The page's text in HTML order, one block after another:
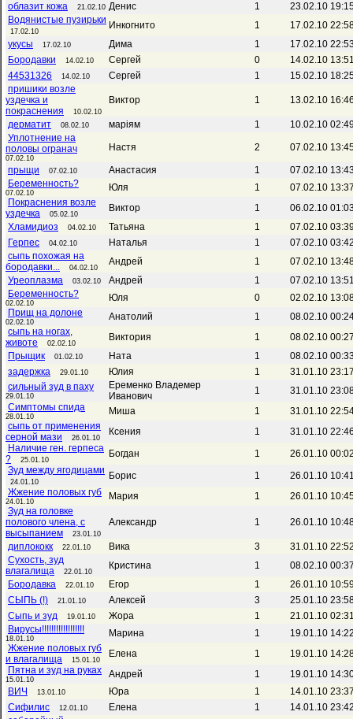
облазит кожа 21.02.10 Денис 1
23.02.10
Водянистые пузирьки
17.02.10
Инкогнито 1
17.02.10
укусы
17.02.10 Дима 1
17.02.10
Бородавки
14.02.10 Сергей 0
14.02.10
44531326
14.02.10 Сергей 1
15.02.10
пришики возле
уздечка и
покраснения
10.02.10
Виктор 1 13.02.10
дерматит 08.02.10 маріям 1
10.02.10
Уплотнение на
половы огранач
07.02.10
Настя 2 07.02.10
прыщи 07.02.10 Анастасия 1
07.02.10
Беременность?
07.02.10 Юля 1
07.02.10
Покраснения возле
уздечка
05.02.10
Виктор 1
06.02.10
Хламидиоз
04.02.10 Татьяна 1
07.02.10
Герпес
04.02.10 Наталья 1
07.02.10
сыпь похожая на
бородавки...
04.02.10
Андрей 1
07.02.10
Уреоплазма
03.02.10 Андрей 1
07.02.10
Беременность?
02.02.10 Юля 0
02.02.10
Прищ на долоне
02.02.10 Анатолий 1
08.02.10
сыпь на ногах,
животе
02.02.10
Виктория 1
08.02.10
Прыщик
01.02.10 Ната 1
08.02.10
задержка
29.01.10 Юлия 1
31.01.10
сильный зуд в паху
29.01.10
Еременко Владемер
Иванович
1
31.01.10
Симптомы спида
28.01.10 Миша 1
31.01.10
сыпь от применения
серной мази
26.01.10
Ксения 1
31.01.10
Наличие ген. герпеса
?
25.01.10
Богдан 1
26.01.10
Зуд между ягодицами
24.01.10
Борис 1
26.01.10
Жжение половых губ
24.01.10 Мария 1
26.01.10
Зуд на головке
полового члена, с
высыпанием
23.01.10
Александр 1 26.01.10
диплококк 22.01.10 Вика 3
31.01.10
Сухость, зуд
влагалища
22.01.10
Кристина 1
08.02.10
Бородавка
22.01.10 Егор 1
26.01.10
СЫПЬ (!)
21.01.10 Алексей 3
25.01.10
Сыпь и зуд
19.01.10 Жора 1
21.01.10
Вирусы!!!!!!!!!!!!!!!!!!
18.01.10 Марина 1
19.01.10
Жжение половых губ
и влагалища
15.01.10
Елена 1
19.01.10
Пятна и зуд на руках
15.01.10 Андрей 1
19.01.10
ВИЧ
13.01.10 Юра 1
14.01.10
Сифилис
12.01.10 Елена 1
14.01.10